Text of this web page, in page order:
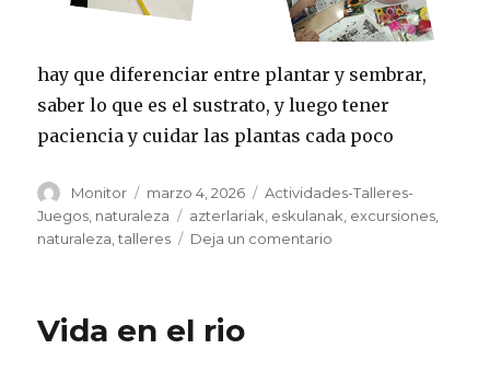
hay que diferenciar entre plantar y sembrar,
saber lo que es el sustrato, y luego tener
paciencia y cuidar las plantas cada poco
Autor
Monitor
Publicado
el
marzo 4, 2026 Categorías
Actividades-Talleres-
Juegos naturaleza Etiquetas
azterlariak eskulanak excursiones
naturaleza ,talleres Deja un comentario
Vida en el rio